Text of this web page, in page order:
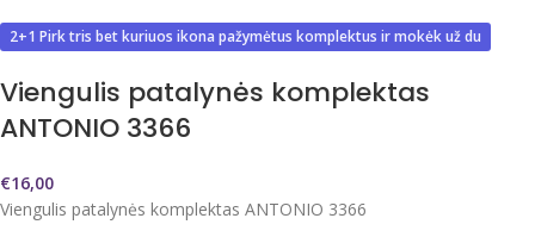
2+1 Pirk tris bet kuriuos ikona pažymėtus komplektus ir mokėk už du
Viengulis patalynės komplektas
ANTONIO 3366
€16,00
Viengulis patalynės komplektas ANTONIO 3366